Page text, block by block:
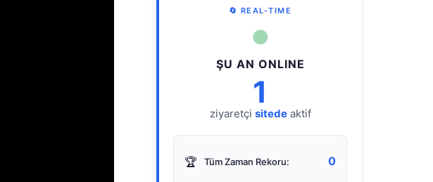
🔄 REAL-TIME
●
ŞU AN ONLINE
1
ziyaretçi sitedeaktif
🏆 Tüm Zaman Rekoru: 0